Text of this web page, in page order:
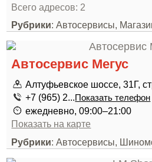
Всего адресов: 2
Рубрики: Автосервисы,
Автосервис Мегус
Алтуфьевское шоссе, 31Г,
+7 (965) 2...Показать телефон
ежедневно, 09:00–21:00
Показать на карте
Рубрики: Автосервисы,